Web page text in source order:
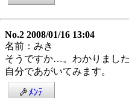
No.2 2008/01/16 13:04
名前：みき
そうですか…。わかりました
自分であがいてみます。
ﾒﾝﾃ